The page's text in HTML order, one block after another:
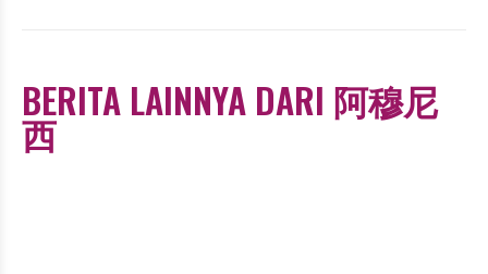
BERITA LAINNYA DARI 阿穆尼
西